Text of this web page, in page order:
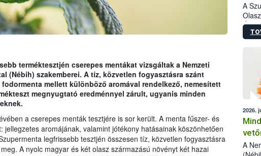
terméktesztjén cserepes mentákat vizsgáltak a Nemzeti
(Nébih) szakemberei. A tíz, közvetlen fogyasztásra szánt
mellett különböző aromával rendelkező, nemesített
megnyugtató eredménnyel zárult, ugyanis minden
a cserepes menták tesztjére is sor került. A menta fűszer- és
jellegzetes aromájának, valamint jótékony hatásainak köszönhetően
legfrissebb tesztjén összesen tíz, közvetlen fogyasztásra
A nyolc magyar és két olasz származású növényt két hazai
A
2026.
A